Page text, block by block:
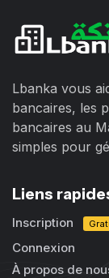
Lbanka vous
bancaires, les
bancaires au
simples pour
Liens
Inscription
Connexion
À propos de